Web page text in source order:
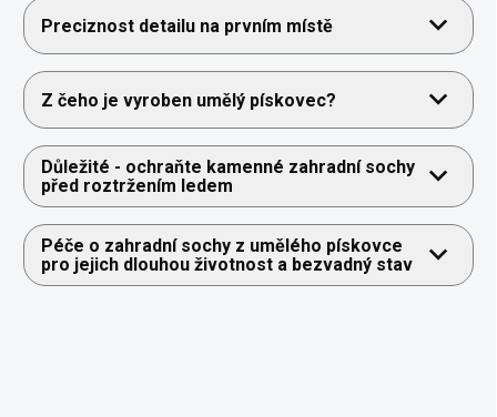
Preciznost detailu na prvním místě
Z čeho je vyroben umělý pískovec?
Důležité - ochraňte kamenné zahradní sochy
před roztržením ledem
Péče o zahradní sochy z umělého pískovce
pro jejich dlouhou životnost a bezvadný stav